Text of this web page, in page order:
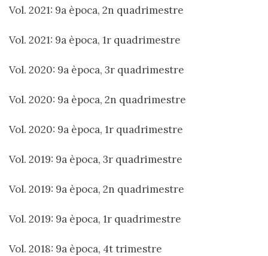
Vol. 2021: 9a època, 2n quadrimestre
Vol. 2021: 9a època, 1r quadrimestre
Vol. 2020: 9a època, 3r quadrimestre
Vol. 2020: 9a època, 2n quadrimestre
Vol. 2020: 9a època, 1r quadrimestre
Vol. 2019: 9a època, 3r quadrimestre
Vol. 2019: 9a època, 2n quadrimestre
Vol. 2019: 9a època, 1r quadrimestre
Vol. 2018: 9a època, 4t trimestre